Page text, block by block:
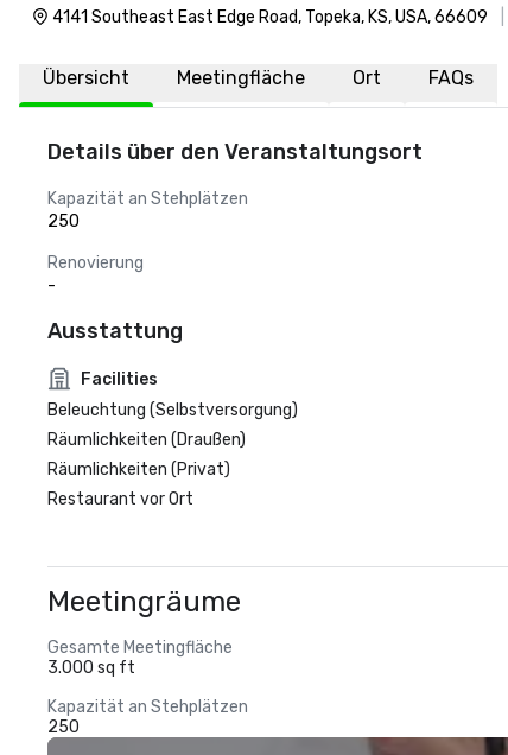
4141 Southeast East Edge Road, Topeka, KS, USA, 66609
Übersicht Meetingfläche Ort FAQs
Details über den Veranstaltungsort
Kapazität an Stehplätzen
250
Renovierung
-
Ausstattung
Facilities
Beleuchtung (Selbstversorgung)
Räumlichkeiten (Draußen)
Räumlichkeiten (Privat)
Restaurant vor Ort
Meetingräume
Gesamte Meetingfläche
3.000 sq ft
Kapazität an Stehplätzen
250